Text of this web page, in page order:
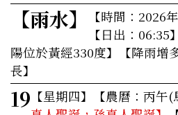
【雨水】
【時間：2026
【日出：
陽位於黃經330度】【降雨增
長】
19 【星期四】 【農曆：丙午(